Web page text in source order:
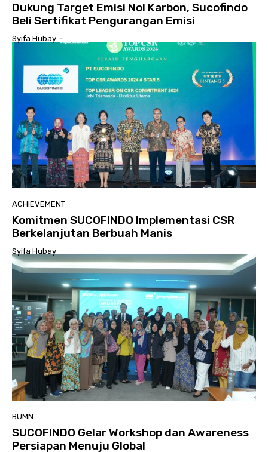
Dukung Target Emisi Nol Karbon, Sucofindo
Beli Sertifikat Pengurangan Emisi
Syifa Hubay -
ACHIEVEMENT
Komitmen SUCOFINDO Implementasi CSR
Berkelanjutan Berbuah Manis
Syifa Hubay -
BUMN
SUCOFINDO Gelar Workshop dan Awareness
Persiapan Menuju Global